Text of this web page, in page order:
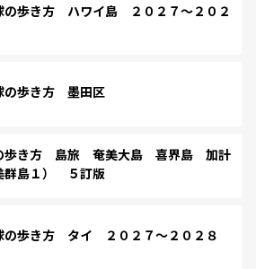
歩き方 ハワイ島 ２０２７～２０２
の歩き方 墨田区
歩き方 島旅 奄美大島 喜界島 加計
群島１） ５訂版
歩き方 タイ ２０２７～２０２８